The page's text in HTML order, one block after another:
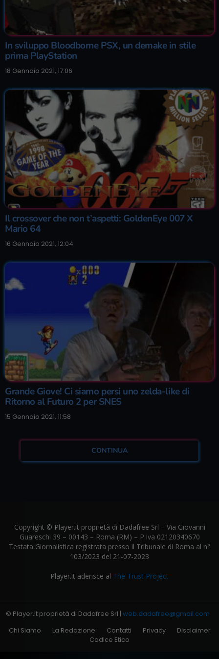
In sviluppo Bloodborne PSX, un demake in stile
prima PlayStation
18 Gennaio 2021, 17:06
Il crossover che non t’aspetti: GoldenEye 007 X
Mario 64
16 Gennaio 2021, 12:04
Grande Giove! Ci siamo persi uno zelda-like di
Ritorno al Futuro 2 per SNES
15 Gennaio 2021, 11:58
CONTINUA
Copyright © Player.it proprietà di Dadafree Srl – Via Giovanni
Guareschi 39 – 00143 – Roma (RM) – P.Iva 02120340670
Testata Giornalistica registrata presso il Tribunale di Roma al n°
103/2023 del 21-07-2023
Player.it aderisce al The Trust Project
© Player.it proprietà di Dadafree Srl | web.dadafree@gmail.com
Chi Siamo
La Redazione Contatti Privacy
Disclaimer
Codice Etico